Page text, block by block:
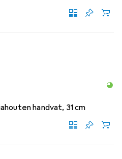
handvat, 31 cm